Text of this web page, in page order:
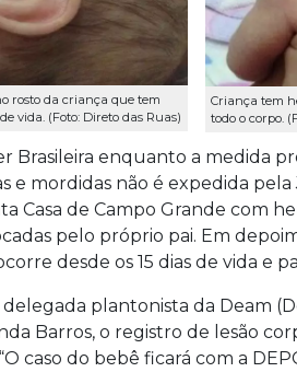
rosto da criança que tem
vida. (Foto: Direto das Ruas)
Criança tem
todo o corpo.
Brasileira enquanto a medida
e mordidas não é expedida
Casa de Campo Grande com
pelo próprio pai. Em
desde os 15 dias de vida e
plantonista da Deam
Barros, o registro de lesão
caso do bebê ficará com a